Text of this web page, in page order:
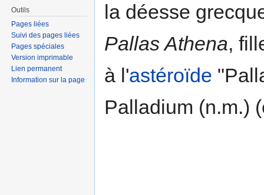
la déesse
Pallas Athena,
à l'astéroïde
Palladium (n.m.)
Outils
Pages liées
Suivi des pages liées
Pages spéciales
Version imprimable
Lien permanent
Information sur la page